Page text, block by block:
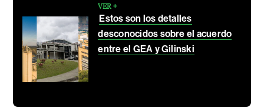
VER +
Estos son los detalles
desconocidos sobre el acuerdo
entre el GEA y Gilinski